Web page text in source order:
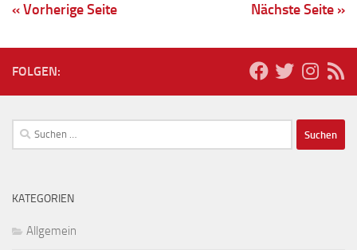
« Vorherige Seite Nächste Seite »
FOLGEN:
Suchen
nach:
KATEGORIEN
Allgemein